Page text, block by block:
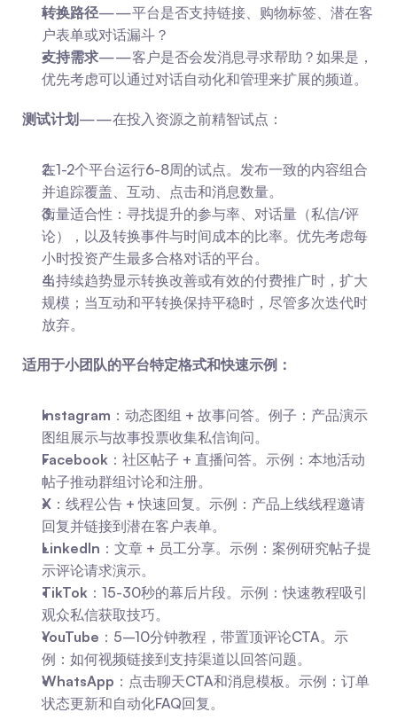
转换路径——平台是否支持链接、购物标签、潜在客
户表单或对话漏斗？
支持需求——客户是否会发消息寻求帮助？如果是，
优先考虑可以通过对话自动化和管理来扩展的频道。
测试计划 ——在投入资源之前精智试点：
在1-2个平台运行6-8周的试点。发布一致的内容组合
并追踪覆盖、互动、点击和消息数量。
衡量适合性：寻找提升的参与率、对话量（私信/评
论），以及转换事件与时间成本的比率。优先考虑每
小时投资产生最多合格对话的平台。
当持续趋势显示转换改善或有效的付费推广时，扩大
规模；当互动和平转换保持平稳时，尽管多次迭代时
放弃。
适用于小团队的平台特定格式和快速示例：
Instagram ：动态图组 + 故事问答。例子：产品演示
图组展示与故事投票收集私信询问。
Facebook ：社区帖子 + 直播问答。示例：本地活动
帖子推动群组讨论和注册。
X ：线程公告 + 快速回复。示例：产品上线线程邀请
回复并链接到潜在客户表单。
LinkedIn ：文章 + 员工分享。示例：案例研究帖子提
示评论请求演示。
TikTok ：15-30秒的幕后片段。示例：快速教程吸引
观众私信获取技巧。
YouTube ：5–10分钟教程，带置顶评论CTA。示
例：如何视频链接到支持渠道以回答问题。
WhatsApp ：点击聊天CTA和消息模板。示例：订单
状态更新和自动化FAQ回复。